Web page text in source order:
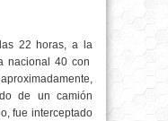
22 horas, a la
nacional 40 con
de un camión
fue interceptado